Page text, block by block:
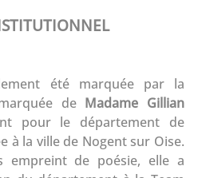
été marquée par la
de Madame Gillian
pour le département de
à la ville de Nogent sur Oise.
empreint de poésie, elle a